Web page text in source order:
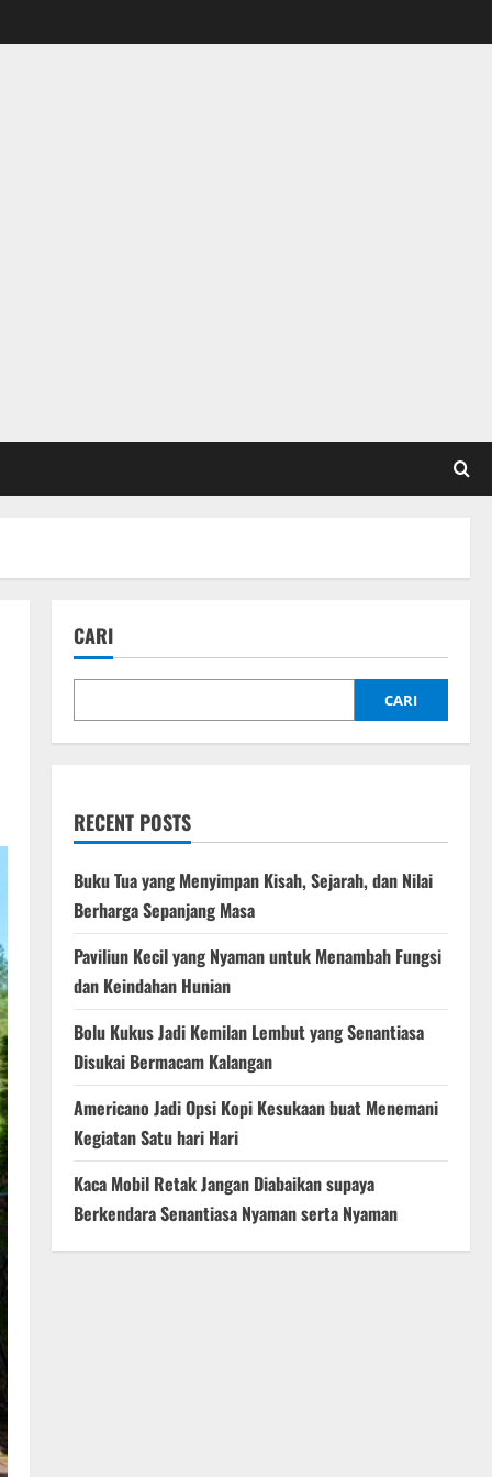
CARI
CARI
RECENT POSTS
Buku Tua yang Menyimpan Kisah, Sejarah, dan Nilai
Berharga Sepanjang Masa
Paviliun Kecil yang Nyaman untuk Menambah Fungsi
dan Keindahan Hunian
Bolu Kukus Jadi Kemilan Lembut yang Senantiasa
Disukai Bermacam Kalangan
Americano Jadi Opsi Kopi Kesukaan buat Menemani
Kegiatan Satu hari Hari
Kaca Mobil Retak Jangan Diabaikan supaya
Berkendara Senantiasa Nyaman serta Nyaman